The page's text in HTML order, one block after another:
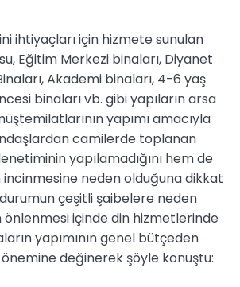
ihtiyaçları için hizmete sunulan
Eğitim Merkezi binaları, Diyanet
Akademi binaları, 4-6 yaş
binaları vb. gibi yapıların arsa
yapımı amacıyla
camilerde toplanan
yapılamadığını hem de
neden olduğuna dikkat
çeşitli şaibelere neden
önlenmesi içinde din hizmetlerinde
yapımının genel bütçeden
önemine değinerek şöyle konuştu: